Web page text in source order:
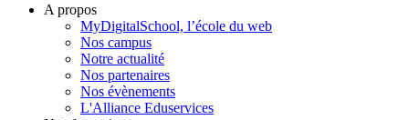
A propos
MyDigitalSchool, l’école du web
Nos campus
Notre actualité
Nos partenaires
Nos évènements
L'Alliance Eduservices